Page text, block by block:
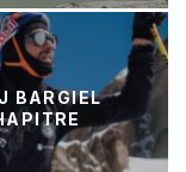
BARGIEL